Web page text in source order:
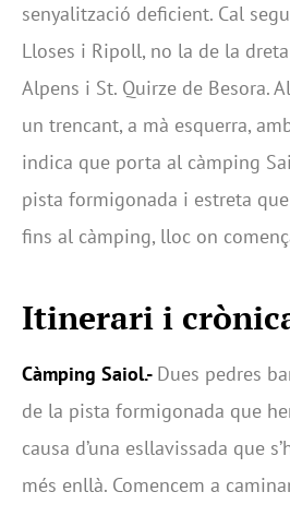
senyalització deficient. Cal
Lloses i Ripoll, no la de la
Alpens i St. Quirze de Besora.
un trencant, a mà esquerra,
indica que porta al càmping
pista formigonada i estreta
fins al càmping, lloc on
Itinerari i
Càmping Saiol.- Dues pedres
de la pista formigonada que
causa d’una esllavissada que
més enllà. Comencem a